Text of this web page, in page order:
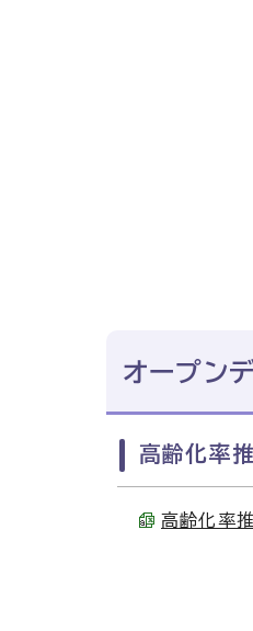
オープン
高齢化率
高齢化率